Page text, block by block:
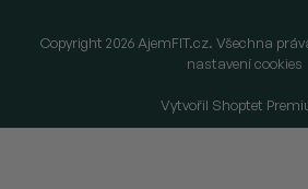
Vytvořil Shoptet
Copyright 2026 AjemFIT.cz. Všechna
nastavení cookies